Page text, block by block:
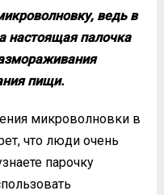
ведь в
настоящая палочка
пищи.
микроволновки в
что люди очень
парочку